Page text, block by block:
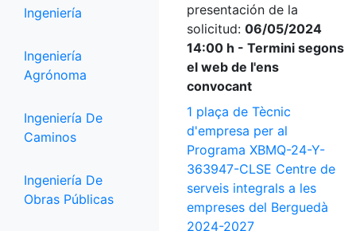
Ingeniería
Ingeniería
Agrónoma
Ingeniería De
Caminos
Ingeniería De
Obras Públicas
presentación de la
solicitud: 06/05/2024
14:00 h - Termini segons
el web de l'ens
convocant
1 plaça de Tècnic
d'empresa per al
Programa XBMQ-24-Y-
363947-CLSE Centre de
serveis integrals a les
empreses del Berguedà
2024-2027